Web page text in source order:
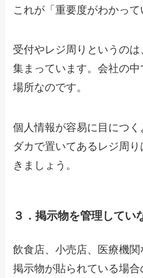
これが「重要度がわかって
受付やレジ周りというの
集まっています。会社の
場所なのです。
個人情報が容易に目につ
ダカで置いてあるレジ周
きましょう。
３．掲示物を管理してい
飲食店、小売店、医療機
掲示物が貼られている場合